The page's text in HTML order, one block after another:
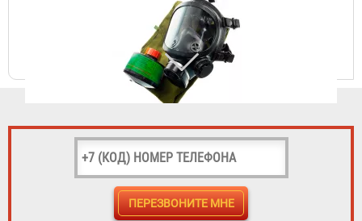
лицевой частью Бриз-4301М (ППМ) категория 2
3 841 ₽